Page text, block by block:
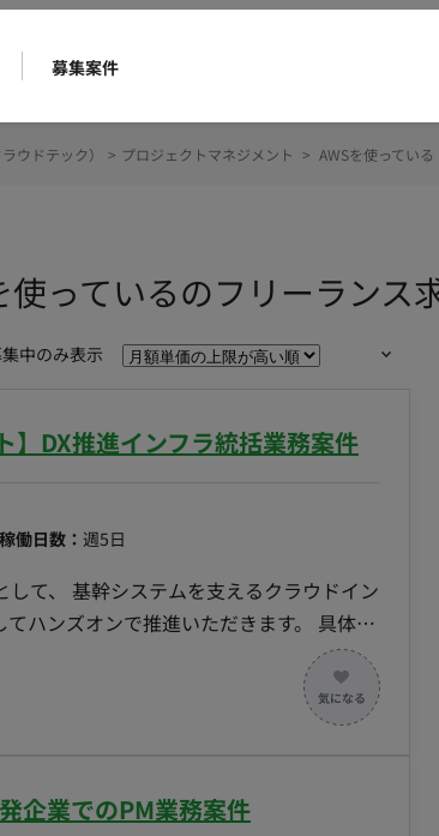
募集案件
っているのフリーランス
中のみ表示
】DX推進インフラ統括業務案件
働日数： 週5日
て、 基幹システムを支えるクラウドイン
ハンズオンで推進いただきます。 具体的
ーラブルで高可用性、繁忙期の需要に応
テクチャ設計。 - 小売業界のニーズ（店舗
パフォーマンス、効率性を継続的に向上
企業でのPM業務案件
ウドテック） > プロジェクトマネジメント > AWSを使っている